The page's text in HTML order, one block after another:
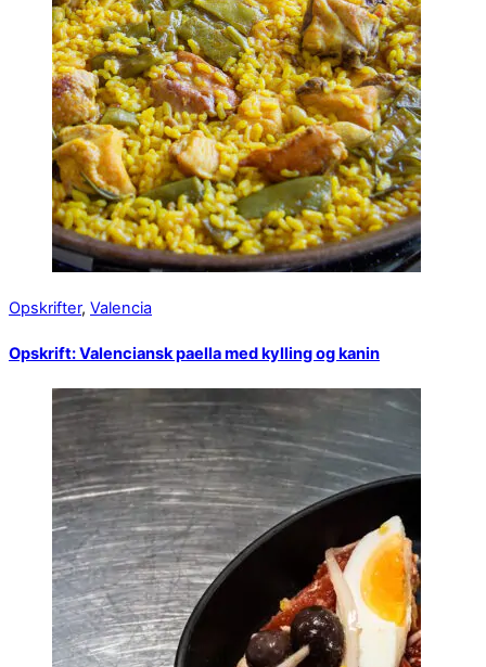
Opskrifter, Valencia
Opskrift: Valenciansk paella med kylling og kanin